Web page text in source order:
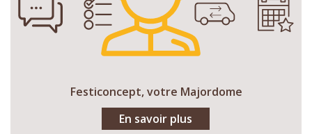
Festiconcept, votre Majordome
En savoir plus